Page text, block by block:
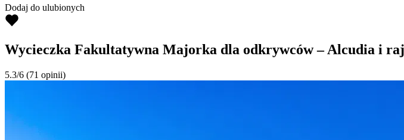
Dodaj do ulubionych
Wycieczka Fakultatywna Majorka dla odkrywców – Alcudia i
5.3/6 (71 opinii)